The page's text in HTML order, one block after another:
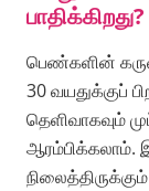
பாதிக்கிறது?
பெண்களின்
30 வயதுக்குப்
தெளிவாகவும்
ஆரம்பிக்கலாம்.